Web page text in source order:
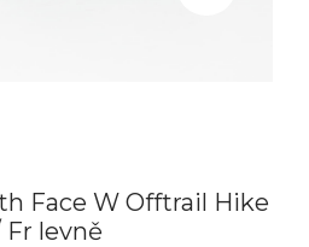
Face W Offtrail Hike
Fr levně